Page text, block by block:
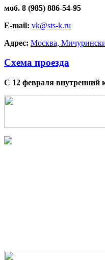
моб. 8 (985) 886-54-95
E-mail: vk@sts-k.ru
Адрес: Москва,
Схема проезда
С 12 февраля внутренний